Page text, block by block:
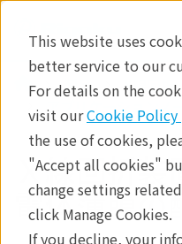
This website uses
better service to our
For details on the
visit ourCookie Policy
the use of cookies,
"Accept all cookies"
change settings
click Manage Cookies.
If you decline, your
製品 X線回折
アプリケーションノー
Ｘ線回折
電体薄膜の